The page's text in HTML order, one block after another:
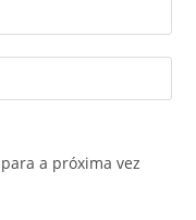
a próxima vez